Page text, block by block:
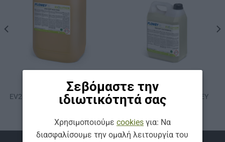
Σεβόμαστε την
ιδιωτικότητά σας
Χρησιμοποιούμε cookiesγια: Να
διασφαλίσουμε την ομαλή λειτουργία του
ΕΠΑΓΓΕΛΜΑΤΙΚΆ ΧΗΜΙΚΆ
EV25 ΑΦΡΟΣ ΜΕ ΟΞΥ FLOWEY
25 L
ΕΠΑΓΓΕΛΜΑΤΙΚΆ ΧΗΜΙΚΆ
EV26 ΣΑΜΠΟΥΑΝ ΜΕ ΟΞΥ
FLOWEY 5 L